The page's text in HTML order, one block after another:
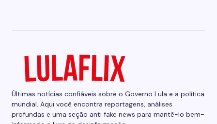
Últimas notícias confiáveis sobre o Governo Lula e a política
mundial. Aqui você encontra reportagens, análises
profundas e uma seção anti fake news para mantê-lo bem-